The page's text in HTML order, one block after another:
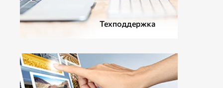
Техподдержка